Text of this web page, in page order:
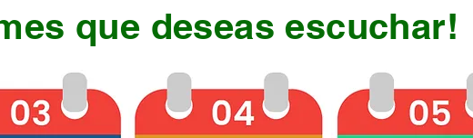
que deseas escuchar!